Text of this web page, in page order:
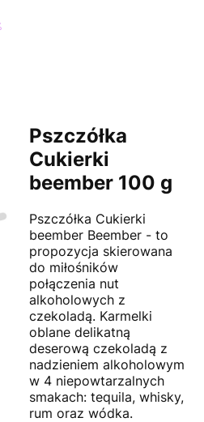
Pszczółka
Cukierki
beember 100 g
Pszczółka Cukierki
beember Beember - to
propozycja skierowana
do miłośników
połączenia nut
alkoholowych z
czekoladą. Karmelki
oblane delikatną
deserową czekoladą z
nadzieniem alkoholowym
w 4 niepowtarzalnych
smakach: tequila, whisky,
rum oraz wódka.